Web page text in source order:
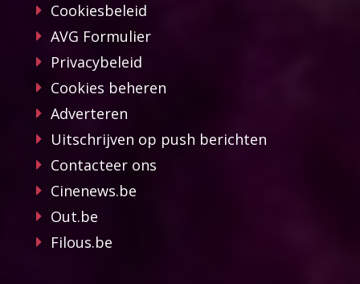
Cookiesbeleid
AVG Formulier
Privacybeleid
Cookies beheren
Adverteren
Uitschrijven op push berichten
Contacteer ons
Cinenews.be
Out.be
Filous.be